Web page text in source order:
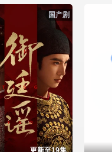
国产剧
更新至19集